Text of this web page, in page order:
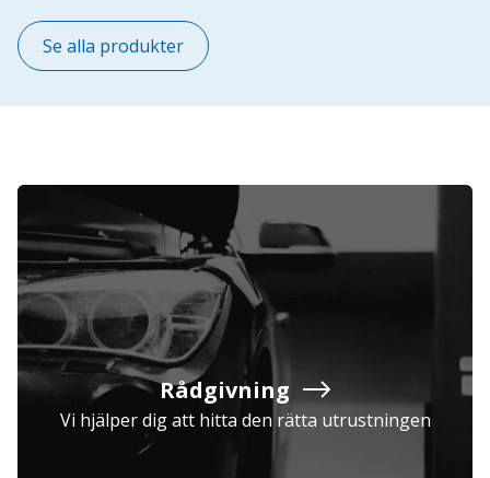
Se alla produkter
Rådgivning
Vi hjälper dig att hitta den rätta utrustningen